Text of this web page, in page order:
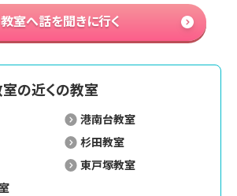
教室へ話を聞きに行く
の近くの教室
港南台教室
杉田教室
東戸塚教室